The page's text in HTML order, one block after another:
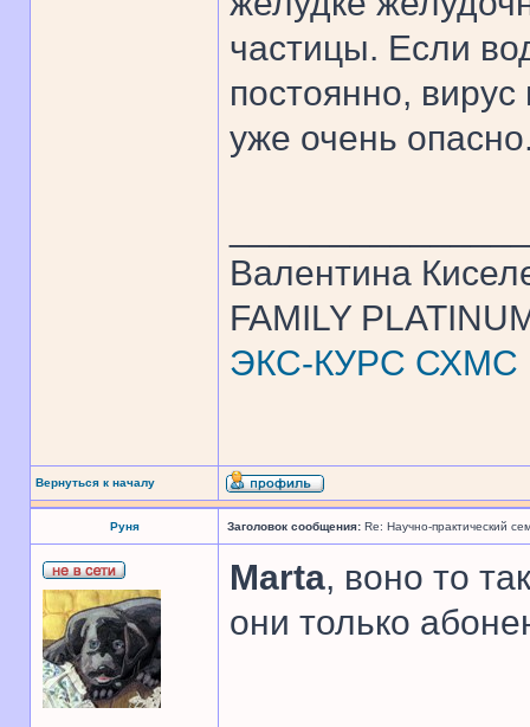
частицы. Если
постоянно,
уже очень
Валентина
FAMILY
ЭКС-КУРС СХМС
Вернуться к началу
Руня Заголовок сообщения: Re: Научно-практический
Marta, воно то
они только